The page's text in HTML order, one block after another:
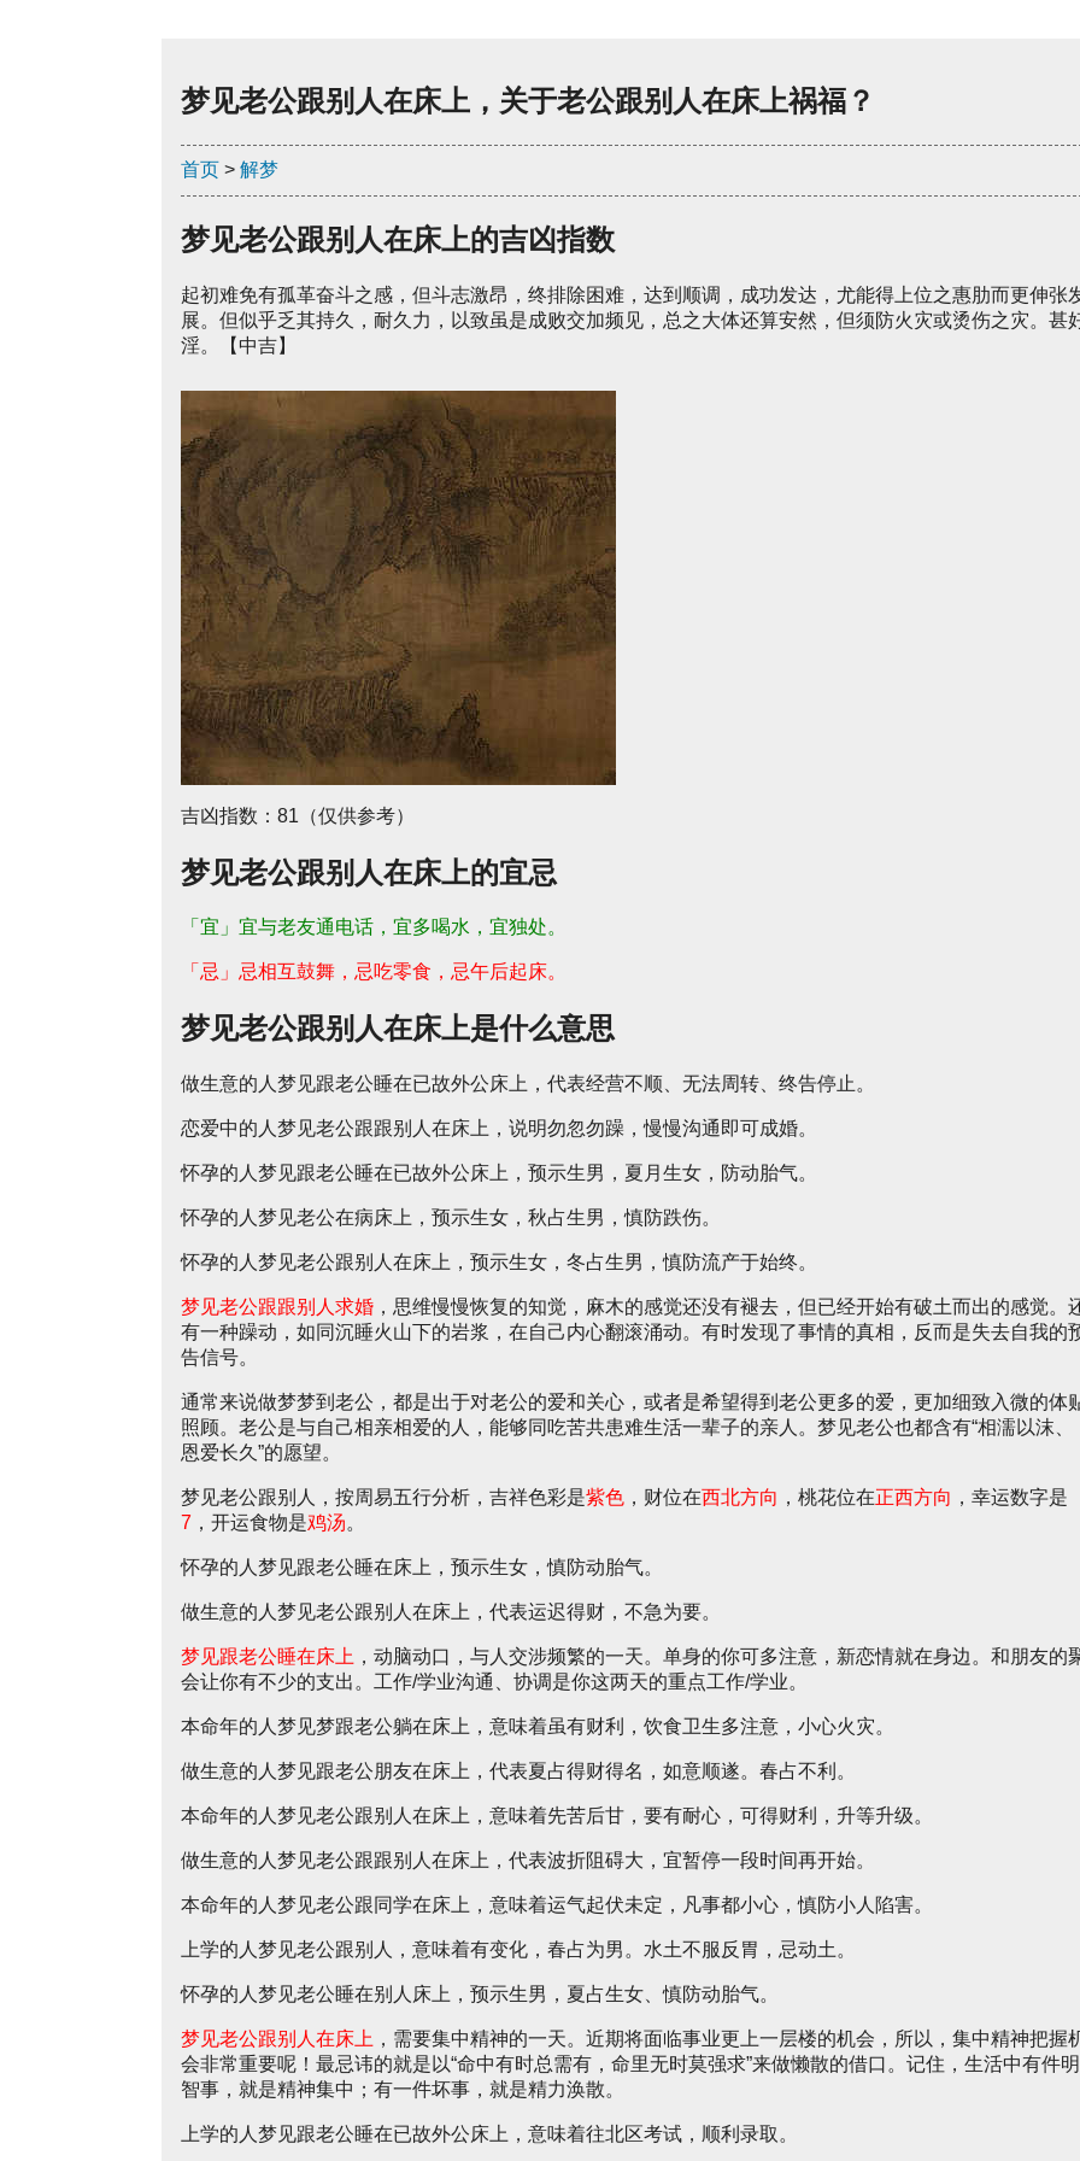
梦见老公跟别人在床上，关于老公跟别人在床上祸福？
首页 > 解梦
梦见老公跟别人在床上的吉凶指数
起初难免有孤革奋斗之感，但斗志激昂，终排除困难，达到顺调，成功发达，尤能得上位之惠肋而更伸张
展。但似乎乏其持久，耐久力，以致虽是成败交加频见，总之大体还算安然，但须防火灾或烫伤之灾。甚
淫。【中吉】
吉凶指数：81（仅供参考）
梦见老公跟别人在床上的宜忌
「宜」宜与老友通电话，宜多喝水，宜独处。
「忌」忌相互鼓舞，忌吃零食，忌午后起床。
梦见老公跟别人在床上是什么意思
做生意的人梦见跟老公睡在已故外公床上，代表经营不顺、无法周转、终告停止。
恋爱中的人梦见老公跟跟别人在床上，说明勿忽勿躁，慢慢沟通即可成婚。
怀孕的人梦见跟老公睡在已故外公床上，预示生男，夏月生女，防动胎气。
怀孕的人梦见老公在病床上，预示生女，秋占生男，慎防跌伤。
怀孕的人梦见老公跟别人在床上，预示生女，冬占生男，慎防流产于始终。
梦见老公跟跟别人求婚 ，思维慢慢恢复的知觉，麻木的感觉还没有褪去，但已经开始有破土而出的感觉。
有一种躁动，如同沉睡火山下的岩浆，在自己内心翻滚涌动。有时发现了事情的真相，反而是失去自我的
告信号。
通常来说做梦梦到老公，都是出于对老公的爱和关心，或者是希望得到老公更多的爱，更加细致入微的体
照顾。老公是与自己相亲相爱的人，能够同吃苦共患难生活一辈子的亲人。梦见老公也都含有“相濡以沫、
恩爱长久”的愿望。
梦见老公跟别人，按周易五行分析，吉祥色彩是紫色 ，财位在西北方向 ，桃花位在正西方向 ，幸运数字是
7 ，开运食物是鸡汤。
怀孕的人梦见跟老公睡在床上，预示生女，慎防动胎气。
做生意的人梦见老公跟别人在床上，代表运迟得财，不急为要。
梦见跟老公睡在床上 ，动脑动口，与人交涉频繁的一天。单身的你可多注意，新恋情就在身边。和朋友的
会让你有不少的支出。工作/学业沟通、协调是你这两天的重点工作/学业。
本命年的人梦见梦跟老公躺在床上，意味着虽有财利，饮食卫生多注意，小心火灾。
做生意的人梦见跟老公朋友在床上，代表夏占得财得名，如意顺遂。春占不利。
本命年的人梦见老公跟别人在床上，意味着先苦后甘，要有耐心，可得财利，升等升级。
做生意的人梦见老公跟跟别人在床上，代表波折阻碍大，宜暂停一段时间再开始。
本命年的人梦见老公跟同学在床上，意味着运气起伏未定，凡事都小心，慎防小人陷害。
上学的人梦见老公跟别人，意味着有变化，春占为男。水土不服反胃，忌动土。
怀孕的人梦见老公睡在别人床上，预示生男，夏占生女、慎防动胎气。
梦见老公跟别人在床上 ，需要集中精神的一天。近期将面临事业更上一层楼的机会，所以，集中精神把握
会非常重要呢！最忌讳的就是以“命中有时总需有，命里无时莫强求”来做懒散的借口。记住，生活中有件明
智事，就是精神集中；有一件坏事，就是精力涣散。
上学的人梦见跟老公睡在已故外公床上，意味着往北区考试，顺利录取。